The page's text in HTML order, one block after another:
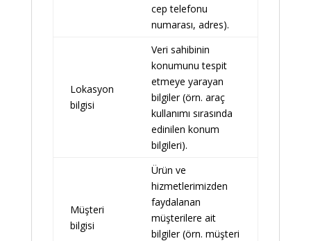
cep telefonu
numarası, adres).
Lokasyon
bilgisi
Veri sahibinin
konumunu tespit
etmeye yarayan
bilgiler (örn. araç
kullanımı sırasında
edinilen konum
bilgileri).
Müşteri
bilgisi
Ürün ve
hizmetlerimizden
faydalanan
müşterilere ait
bilgiler (örn. müşteri